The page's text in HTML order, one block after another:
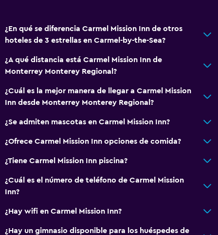
¿En qué se diferencia Carmel Mission Inn de otros
hoteles de 3 estrellas en Carmel-by-the-Sea?
¿A qué distancia está Carmel Mission Inn de
Monterrey Monterey Regional?
¿Cuál es la mejor manera de llegar a Carmel Mission
Inn desde Monterrey Monterey Regional?
¿Se admiten mascotas en Carmel Mission Inn?
¿Ofrece Carmel Mission Inn opciones de comida?
¿Tiene Carmel Mission Inn piscina?
¿Cuál es el número de teléfono de Carmel Mission
Inn?
¿Hay wifi en Carmel Mission Inn?
¿Hay un gimnasio disponible para los huéspedes de